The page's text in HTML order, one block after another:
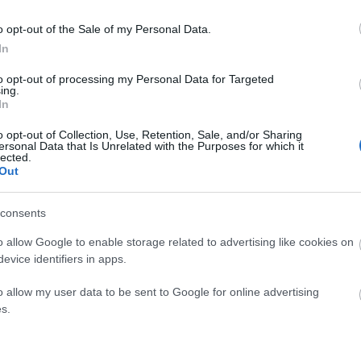
opt-out of the Sale of my Personal Data.
opt-out of processing my Personal Data for Targeted
opt-out of Collection, Use, Retention, Sale, and/or Sharing
Data that Is Unrelated with the Purposes for which it
allow Google to enable storage related to advertising like cookies on
identifiers in apps.
allow my user data to be sent to Google for online advertising
και έχουν συντάξει έγγραφο
ο ιδιοκτήτης μπορεί να προβεί στην
και διαταγής πληρωμής από
και οι ανεξόφλητοι
διαδικασία η οποία είναι λιγότερο
μισθίου. Το μόνο που
όχληση για τα οφειλόμενα και μετά την
υποβληθεί στο αρμόδιο Δικαστήριο η
απόδοσης μισθίου. Η όλη διαδικασία